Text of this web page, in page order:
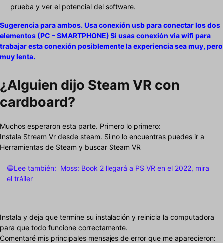
prueba y ver el potencial del software.
Sugerencia para ambos. Usa conexión usb para conectar los dos
elementos (PC – SMARTPHONE) Si usas conexión via wifi para
trabajar esta conexión posiblemente la experiencia sea muy, pero
muy lenta.
¿Alguien dijo Steam VR con
cardboard?
Muchos esperaron esta parte. Primero lo primero:
Instala Stream Vr desde steam. Si no lo encuentras puedes ir a
Herramientas de Steam y buscar Steam VR
🔵Lee también: Moss: Book 2 llegará a PS VR en el 2022, mira
el tráiler
Instala y deja que termine su instalación y reinicia la computadora
para que todo funcione correctamente.
Comentaré mis principales mensajes de error que me aparecieron: